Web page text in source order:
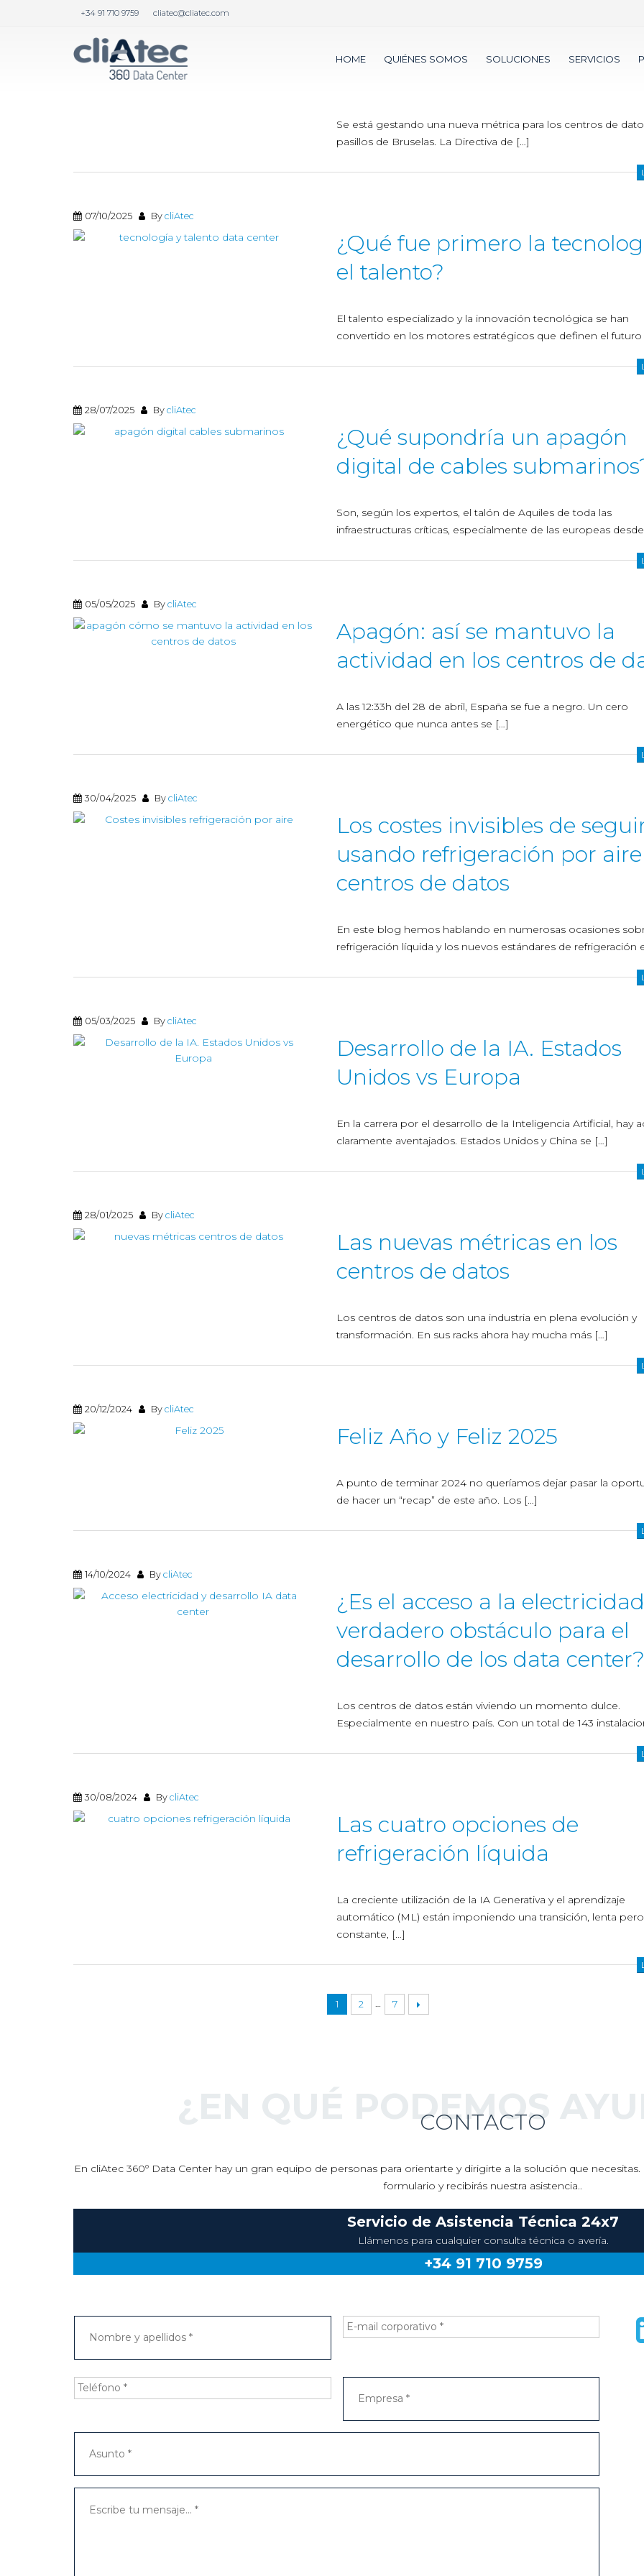
+34 91 710 9759 cliatec@cliatec.com
HOME QUIÉNES SOMOS SOLUCIONES SERVICIOS
Nueva métrica para 2030
Se está gestando una nueva métrica para los centros de
pasillos de Bruselas. La Directiva de […]
07/10/2025 BycliAtec
¿Qué fue primero la
el talento?
El talento especializado y la innovación tecnológica se han
convertido en los motores estratégicos que definen el futuro
28/07/2025 BycliAtec
¿Qué supondría un apagón
digital de cables
Son, según los expertos, el talón de Aquiles de toda las
infraestructuras críticas, especialmente de las europeas
05/05/2025 BycliAtec
Apagón: así se mantuvo la
actividad en los centros de
A las 12:33h del 28 de abril, España se fue a negro. Un cero
energético que nunca antes se […]
30/04/2025 BycliAtec
Los costes invisibles de
usando refrigeración por
centros de datos
En este blog hemos hablando en numerosas ocasiones
refrigeración líquida y los nuevos estándares de refrigeración
05/03/2025 BycliAtec
Desarrollo de la IA. Estados
Unidos vs Europa
En la carrera por el desarrollo de la Inteligencia Artificial, hay
claramente aventajados. Estados Unidos y China se […]
28/01/2025 BycliAtec
Las nuevas métricas en los
centros de datos
Los centros de datos son una industria en plena evolución y
transformación. En sus racks ahora hay mucha más […]
20/12/2024 BycliAtec
Feliz Año y Feliz 2025
A punto de terminar 2024 no queríamos dejar pasar la
de hacer un “recap” de este año. Los […]
14/10/2024 BycliAtec
¿Es el acceso a la
verdadero obstáculo para el
desarrollo de los data center?
Los centros de datos están viviendo un momento dulce.
Especialmente en nuestro país. Con un total de 143
30/08/2024 BycliAtec
Las cuatro opciones de
refrigeración líquida
La creciente utilización de la IA Generativa y el aprendizaje
automático (ML) están imponiendo una transición, lenta pero
constante, […]
1 2 7
¿EN QUÉ PODEMOS
CONTACTO
En cliAtec 360º Data Center hay un gran equipo de personas para orientarte y dirigirte a la solución que
formulario y recibirás nuestra asistencia..
Servicio de Asistencia Técnica 24x7
Llámenos para cualquier consulta técnica o avería.
+34 91 710 9759